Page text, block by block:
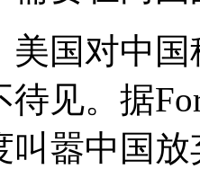
对中国
待见。据
叫嚣中国